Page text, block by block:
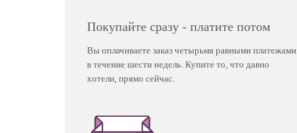
Покупайте сразу - платите потом
Вы оплачиваете заказ четырьмя равными платежами
в течение шести недель. Купите то, что давно
хотели, прямо сейчас.